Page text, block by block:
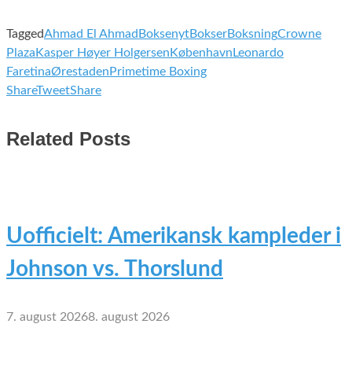
TaggedAhmad El Ahmad BoksenytBokserBoksningCrowne
Plaza Kasper Høyer Holgersen København Leonardo
FaretinaØrestaden Primetime Boxing
ShareTweetShare
Related Posts
Uofficielt: Amerikansk kampleder i
Johnson vs. Thorslund
7. august 20268. august 2026